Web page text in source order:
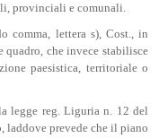
provinciali e comunali.
comma, lettera s), Cost., in
quadro, che invece stabilisce
paesistica, territoriale o
legge reg. Liguria n. 12 del
laddove prevede che il piano